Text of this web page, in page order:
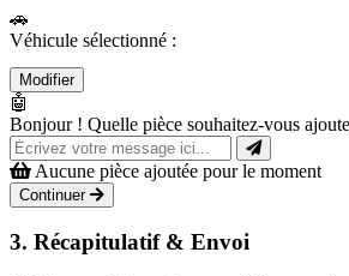
🚗
Véhicule sélectionné :
Modifier
🤖
Bonjour ! Quelle pièce souhaitez-vous
Aucune pièce ajoutée pour le moment
Continuer
3. Récapitulatif & Envoi